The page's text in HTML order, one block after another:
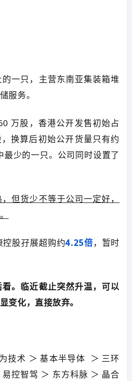
一只，主营东南亚集装箱堆
服务。
万股，香港公开发售初始占
换算后初始公开货量只有约
少的一只。公司同时设置了
但货少不等于公司一定好，
股孖展超购约4.25倍，暂时
。临近截止突然升温，可以
变化，直接放弃。
技术 ＞基本半导体
＞ 三环
控智驾 ＞ 东方科脉 ＞ 晶合